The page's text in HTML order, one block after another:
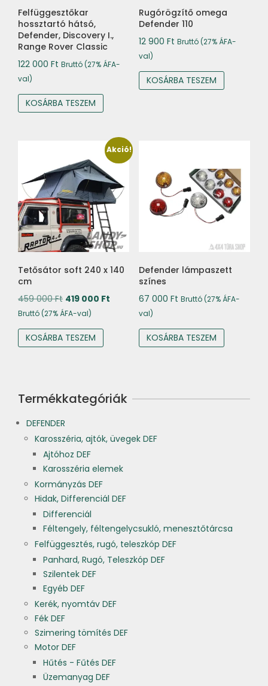
Felfüggesztőkar
hossztartó hátsó,
Defender, Discovery I.,
Range Rover Classic
122 000 Ft Bruttó (27% ÁFA-
val)
KOSÁRBA TESZEM
Rugórögzítő omega
Defender 110
12 900 Ft Bruttó (27% ÁFA-
val)
KOSÁRBA TESZEM
Akció!
Tetősátor soft 240 x 140
cm
459 000Ft Original
price
was:
459
419 000 Ft Current
Bruttó (27% ÁFA-val)
KOSÁRBA TESZEM
Defender lámpaszett
színes
67 000 Ft Bruttó (27% ÁFA-
val)
KOSÁRBA TESZEM
Termékkategóriák
DEFENDER
Karosszéria, ajtók, üvegek DEF
Ajtóhoz DEF
Karosszéria elemek
Kormányzás DEF
Hidak, Differenciál DEF
Differenciál
Féltengely, féltengelycsukló, menesztőtárcsa
Felfüggesztés, rugó, teleszkóp DEF
Panhard, Rugó, Teleszkóp DEF
Szilentek DEF
Egyéb DEF
Kerék, nyomtáv DEF
Fék DEF
Szimering tömítés DEF
Motor DEF
Hűtés - Fűtés DEF
Üzemanyag DEF